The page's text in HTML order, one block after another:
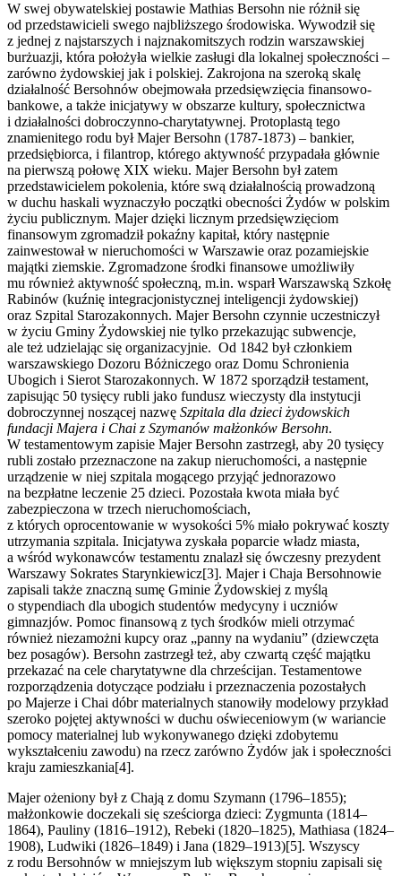
W swej obywatelskiej postawie Mathias Bersohn nie różnił się
od przedstawicieli swego najbliższego środowiska. Wywodził się
z jednej z najstarszych i najznakomitszych rodzin warszawskiej
burżuazji, która położyła wielkie zasługi dla lokalnej społeczności –
zarówno żydowskiej jak i polskiej. Zakrojona na szeroką skalę
działalność Bersohnów obejmowała przedsięwzięcia finansowo-
bankowe, a także inicjatywy w obszarze kultury, społecznictwa
i działalności dobroczynno-charytatywnej. Protoplastą tego
znamienitego rodu był Majer Bersohn (1787-1873) – bankier,
przedsiębiorca, i filantrop, którego aktywność przypadała głównie
na pierwszą połowę XIX wieku. Majer Bersohn był zatem
przedstawicielem pokolenia, które swą działalnością prowadzoną
w duchu haskali wyznaczyło początki obecności Żydów w polskim
życiu publicznym. Majer dzięki licznym przedsięwzięciom
finansowym zgromadził pokaźny kapitał, który następnie
zainwestował w nieruchomości w Warszawie oraz pozamiejskie
majątki ziemskie. Zgromadzone środki finansowe umożliwiły
mu również aktywność społeczną, m.in. wsparł Warszawską Szkołę
Rabinów (kuźnię integracjonistycznej inteligencji żydowskiej)
oraz Szpital Starozakonnych. Majer Bersohn czynnie uczestniczył
w życiu Gminy Żydowskiej nie tylko przekazując subwencje,
ale też udzielając się organizacyjnie. Od 1842 był członkiem
warszawskiego Dozoru Bóżniczego oraz Domu Schronienia
Ubogich i Sierot Starozakonnych. W 1872 sporządził testament,
zapisując 50 tysięcy rubli jako fundusz wieczysty dla instytucji
dobroczynnej noszącej nazwę Szpitala dla dzieci żydowskich
fundacji Majera i Chai z Szymanów małżonków Bersohn.
W testamentowym zapisie Majer Bersohn zastrzegł, aby 20 tysięcy
rubli zostało przeznaczone na zakup nieruchomości, a następnie
urządzenie w niej szpitala mogącego przyjąć jednorazowo
na bezpłatne leczenie 25 dzieci. Pozostała kwota miała być
zabezpieczona w trzech nieruchomościach,
z których oprocentowanie w wysokości 5% miało pokrywać koszty
utrzymania szpitala. Inicjatywa zyskała poparcie władz miasta,
a wśród wykonawców testamentu znalazł się ówczesny prezydent
Warszawy Sokrates Starynkiewicz[3]. Majer i Chaja Bersohnowie
zapisali także znaczną sumę Gminie Żydowskiej z myślą
o stypendiach dla ubogich studentów medycyny i uczniów
gimnazjów. Pomoc finansową z tych środków mieli otrzymać
również niezamożni kupcy oraz „panny na wydaniu” (dziewczęta
bez posagów). Bersohn zastrzegł też, aby czwartą część majątku
przekazać na cele charytatywne dla chrześcijan. Testamentowe
rozporządzenia dotyczące podziału i przeznaczenia pozostałych
po Majerze i Chai dóbr materialnych stanowiły modelowy przykład
szeroko pojętej aktywności w duchu oświeceniowym (w wariancie
pomocy materialnej lub wykonywanego dzięki zdobytemu
wykształceniu zawodu) na rzecz zarówno Żydów jak i społeczności
kraju zamieszkania[4].
Majer ożeniony był z Chają z domu Szymann (1796–1855);
małżonkowie doczekali się sześciorga dzieci: Zygmunta (1814–
1864), Pauliny (1816–1912), Rebeki (1820–1825), Mathiasa (1824–
1908), Ludwiki (1826–1849) i Jana (1829–1913)[5]. Wszyscy
z rodu Bersohnów w mniejszym lub większym stopniu zapisali się